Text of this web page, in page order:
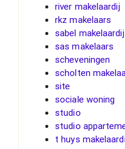
river makelaardij
rkz makelaars
sabel makelaardij
sas makelaars
scheveningen
scholten
site
sociale woning
studio
studio
t huys